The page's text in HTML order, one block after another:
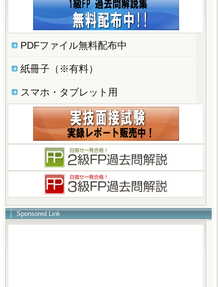
PDFファイル無料配布中
紙冊子（※有料）
スマホ・タブレット用
Sponsored Link